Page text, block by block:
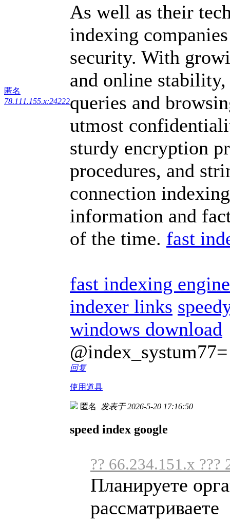
匿名
78.111.155.x:24222
As well as their
indexing
security. With
and online
queries and
utmost
sturdy encryption
procedures, and
connection
information and
of the time. fast
fast indexing engine
indexer links
windows download
@index_systum77=
回复
使用道具
匿名 发表于 2026-5-20 17:16:50
speed index google
?? 66.234.151.x ???
Планируете
рассматриваете